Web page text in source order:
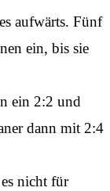
aufwärts. Fünf
ein, bis sie
ein 2:2 und
dann mit 2:4
nicht für